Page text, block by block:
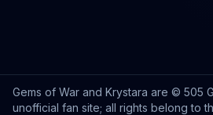
Gems of War and Krystara are © 505
unofficial fan site; all rights belong to